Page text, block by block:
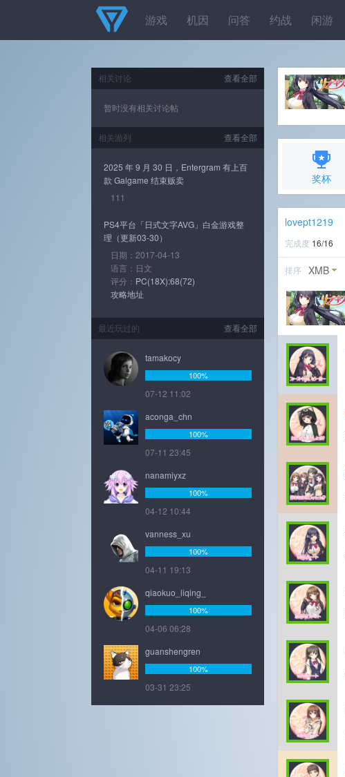
游戏 机因 问答 约战 闲游
奖杯
lovept1219
完成度 16/16
排序 XMB
查看全部
相关讨论
暂时没有相关讨论帖
查看全部
相关游列
2025 年 9 月 30 日，Entergram 有上百
款 Galgame 结束贩卖
111
PS4平台「日式文字AVG」白金游戏整
理（更新03-30）
日期：2017-04-13
语言：日文
评分： PC(18X):68(72)
攻略地址
查看全部
最近玩过的
tamakocy
100%
07-12 11:02
aconga_chn
100%
07-11 23:45
nanamiyxz
100%
04-12 10:44
vanness_xu
100%
04-11 19:13
qiaokuo_liqing_
100%
04-06 06:28
guanshengren
100%
03-31 23:25